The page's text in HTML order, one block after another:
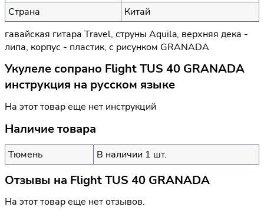
Страна
Китай
гавайская гитара Travel, струны Aquila, верхняя дека -
липа, корпус - пластик, с рисунком GRANADA
Укулеле сопрано Flight TUS 40 GRANADA
инструкция на русском языке
На этот товар еще нет инструкций
Наличие товара
Тюмень В наличии 1 шт.
Отзывы на Flight TUS 40 GRANADA
На этот товар еще нет отзывов.